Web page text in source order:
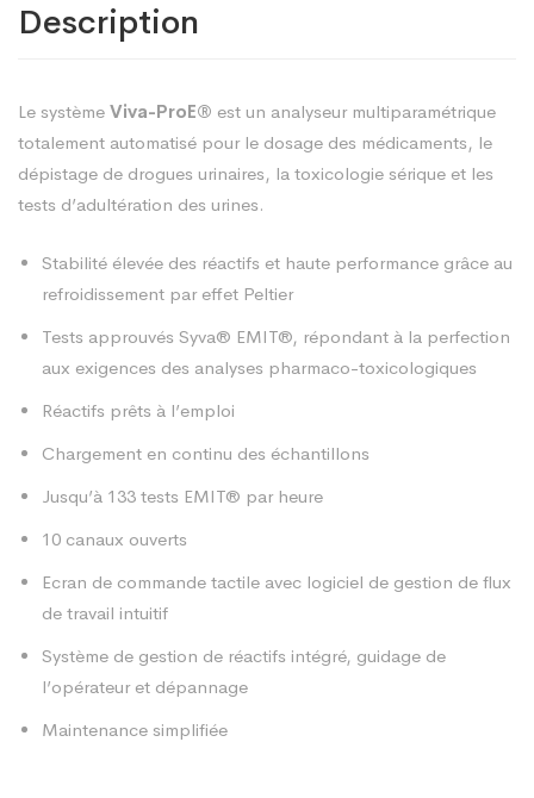
Description
Le système Viva-ProE® est un analyseur multiparamétrique
totalement automatisé pour le dosage des médicaments, le
dépistage de drogues urinaires, la toxicologie sérique et les
tests d’adultération des urines.
Stabilité élevée des réactifs et haute performance grâce au
refroidissement par effet Peltier
Tests approuvés Syva® EMIT®, répondant à la perfection
aux exigences des analyses pharmaco-toxicologiques
Réactifs prêts à l’emploi
Chargement en continu des échantillons
Jusqu’à 133 tests EMIT® par heure
10 canaux ouverts
Ecran de commande tactile avec logiciel de gestion de flux
de travail intuitif
Système de gestion de réactifs intégré, guidage de
l’opérateur et dépannage
Maintenance simplifiée